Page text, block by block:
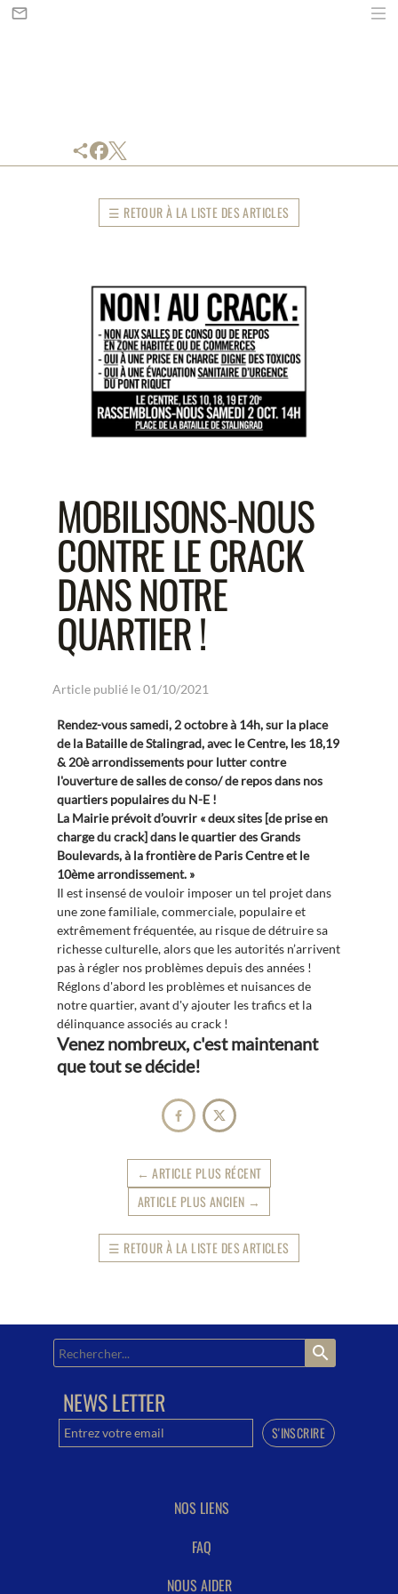
share
NOS LIENS
FAQ
search
NOUS AIDER
NEWS LETTER
☰ RETOUR À LA LISTE DES ARTICLES
MOBILISONS-NOUS
CONTRE LE CRACK
DANS NOTRE
QUARTIER !
Article publié le 01/10/2021
Rendez-vous samedi, 2 octobre à 14h, sur la place
de la Bataille de Stalingrad, avec le Centre, les 18,19
& 20è arrondissements pour lutter contre
l'ouverture de salles de conso/ de repos dans nos
quartiers populaires du N-E !
La Mairie prévoit d’ouvrir « deux sites [de prise en
charge du crack] dans le quartier des Grands
Boulevards, à la frontière de Paris Centre et le
10ème arrondissement. »
Il est insensé de vouloir imposer un tel projet dans
une zone familiale, commerciale, populaire et
extrêmement fréquentée, au risque de détruire sa
richesse culturelle, alors que les autorités n’arrivent
pas à régler nos problèmes depuis des années !
Réglons d'abord les problèmes et nuisances de
notre quartier, avant d'y ajouter les trafics et la
délinquance associés au crack !
Venez nombreux, c'est maintenant
que tout se décide!
 
←ARTICLE PLUS RÉCENT
ARTICLE PLUS ANCIEN →
☰ RETOUR À LA LISTE DES ARTICLES
mail_outline